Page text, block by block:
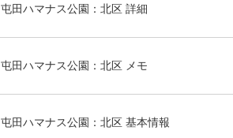
屯田ハマナス公園：北区 詳細
屯田ハマナス公園：北区 メモ
屯田ハマナス公園：北区 基本情報